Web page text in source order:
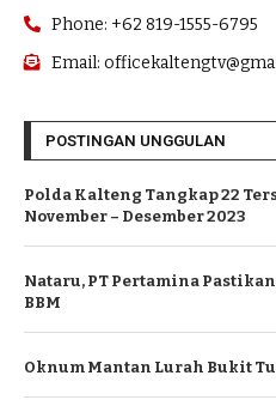
Phone: +62 819-1555-6795
Email:
POSTINGAN UNGGULAN
Polda Kalteng Tangkap 22
November – Desember 2023
Nataru, PT Pertamina
BBM
Oknum Mantan Lurah Bukit